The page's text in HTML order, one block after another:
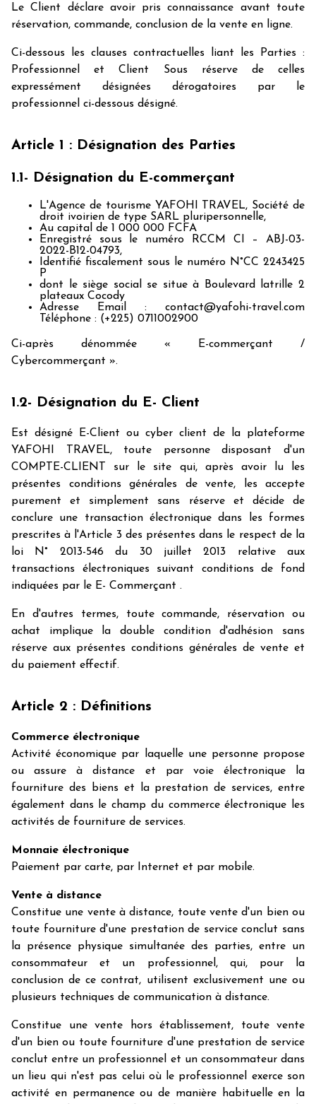
Le Client déclare avoir pris connaissance avant toute
réservation, commande, conclusion de la vente en ligne.
Ci-dessous les clauses contractuelles liant les Parties :
Professionnel et Client Sous réserve de celles
expressément désignées dérogatoires par le
professionnel ci-dessous désigné.
Article 1 : Désignation des Parties
1.1- Désignation du E-commerçant
L'Agence de tourisme YAFOHI TRAVEL, Société de
droit ivoirien de type SARL pluripersonnelle,
Au capital de 1 000 000 FCFA
Enregistré sous le numéro RCCM CI – ABJ-03-
2022-B12-04793,
Identifié fiscalement sous le numéro N°CC 2243425
P
dont le siège social se situe à Boulevard latrille 2
plateaux Cocody
Adresse Email : contact@yafohi-travel.com
Téléphone : (+225) 0711002900
Ci-après dénommée « E-commerçant /
Cybercommerçant ».
1.2- Désignation du E- Client
Est désigné E-Client ou cyber client de la plateforme
YAFOHI TRAVEL, toute personne disposant d'un
COMPTE-CLIENT sur le site qui, après avoir lu les
présentes conditions générales de vente, les accepte
purement et simplement sans réserve et décide de
conclure une transaction électronique dans les formes
prescrites à l'Article 3 des présentes dans le respect de la
loi N° 2013-546 du 30 juillet 2013 relative aux
transactions électroniques suivant conditions de fond
indiquées par le E- Commerçant .
En d'autres termes, toute commande, réservation ou
achat implique la double condition d'adhésion sans
réserve aux présentes conditions générales de vente et
du paiement effectif.
Article 2 : Définitions
Commerce électronique
Activité économique par laquelle une personne propose
ou assure à distance et par voie électronique la
fourniture des biens et la prestation de services, entre
également dans le champ du commerce électronique les
activités de fourniture de services.
Monnaie électronique
Paiement par carte, par Internet et par mobile.
Vente à distance
Constitue une vente à distance, toute vente d'un bien ou
toute fourniture d'une prestation de service conclut sans
la présence physique simultanée des parties, entre un
consommateur et un professionnel, qui, pour la
conclusion de ce contrat, utilisent exclusivement une ou
plusieurs techniques de communication à distance.
Constitue une vente hors établissement, toute vente
d'un bien ou toute fourniture d'une prestation de service
conclut entre un professionnel et un consommateur dans
un lieu qui n'est pas celui où le professionnel exerce son
activité en permanence ou de manière habituelle en la